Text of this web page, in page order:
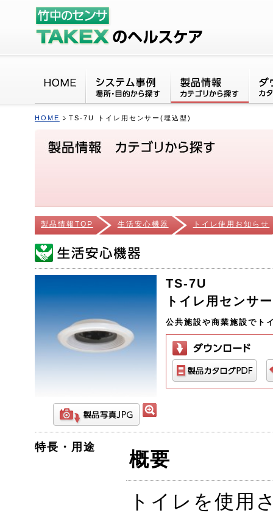
HOME TS-7U トイレ用センサー(埋込型)
製品情報TOP 生活安心機器 トイレ使用お知らせ
TS-7U
トイレ用センサ
公共施設や商業施設でト
特長・用途
概要
トイレを使用